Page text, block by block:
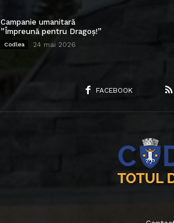
Campanie umanitară
”Împreună pentru Dragoș!”
Codlea 24 mai 2026
FACEBOOK